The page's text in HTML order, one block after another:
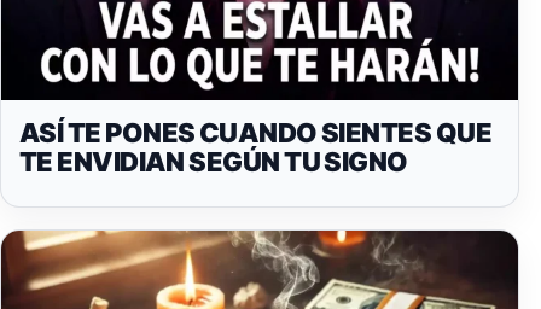
ASÍ TE PONES CUANDO SIENTES QUE
TE ENVIDIAN SEGÚN TU SIGNO